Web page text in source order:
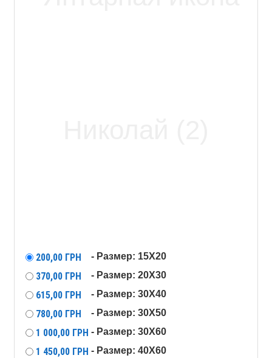
200,00 ГРН - Размер: 15X20
370,00 ГРН - Размер: 20X30
615,00 ГРН - Размер: 30X40
780,00 ГРН - Размер: 30X50
1 000,00 ГРН - Размер: 30X60
1 450,00 ГРН - Размер: 40X60